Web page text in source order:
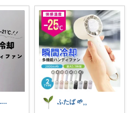
mik/ヨガ.美容.ファッション𓂃.✿ ふたば 🌱⸒⸒